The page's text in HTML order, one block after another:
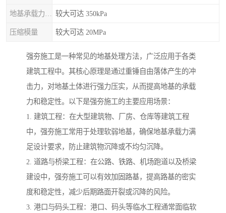
较大可达 350kPa
压缩模量 较大可达 20MPa
强夯施工是一种常见的地基处理方法，广泛应用于各类
建筑工程中。其核心原理是通过重锤自由落体产生的冲
击力，对地基土体进行强力压实，从而提高地基的承载
力和稳定性。以下是强夯施工的主要应用场景：
1. 建筑工程：在大型建筑物、厂房、仓库等建筑工程
中，强夯施工常用于处理软弱地基，确保地基承载力满
足设计要求，防止建筑物沉降或不均匀沉降。
2. 道路与桥梁工程：在公路、铁路、机场跑道以及桥梁
建设中，强夯施工可以有效加固路基，提高路基的密实
度和稳定性，减少后期路面开裂或沉降的风险。
3. 港口与码头工程：港口、码头等临水工程通常面临软